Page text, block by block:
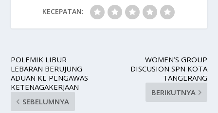
KECEPATAN:
POLEMIK LIBUR
LEBARAN BERUJUNG
ADUAN KE PENGAWAS
KETENAGAKERJAAN
SEBELUMNYA
WOMEN’S GROUP
DISCUSION SPN KOTA
TANGERANG
BERIKUTNYA